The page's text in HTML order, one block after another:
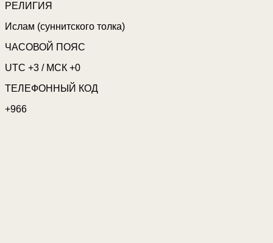
РЕЛИГИЯ
Ислам (суннитского толка)
ЧАСОВОЙ ПОЯС
UTC +3 / МСК +0
ТЕЛЕФОННЫЙ КОД
+966